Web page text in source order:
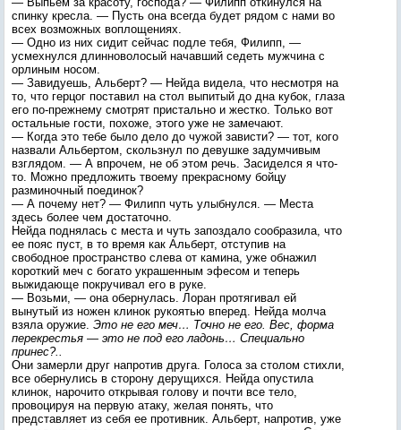
спинку кресла. — Пусть она всегда будет рядом с нами во
всех возможных воплощениях.
— Одно из них сидит сейчас подле тебя, Филипп, —
усмехнулся длинноволосый начавший седеть мужчина с
орлиным носом.
— Завидуешь, Альберт? — Нейда видела, что несмотря на
то, что герцог поставил на стол выпитый до дна кубок, глаза
его по-прежнему смотрят пристально и жестко. Только вот
остальные гости, похоже, этого уже не замечают.
— Когда это тебе было дело до чужой зависти? — тот, кого
назвали Альбертом, скользнул по девушке задумчивым
взглядом. — А впрочем, не об этом речь. Засиделся я что-
то. Можно предложить твоему прекрасному бойцу
разминочный поединок?
— А почему нет? — Филипп чуть улыбнулся. — Места
здесь более чем достаточно.
Нейда поднялась с места и чуть запоздало сообразила, что
ее пояс пуст, в то время как Альберт, отступив на
свободное пространство слева от камина, уже обнажил
короткий меч с богато украшенным эфесом и теперь
выжидающе покручивал его в руке.
— Возьми, — она обернулась. Лоран протягивал ей
вынутый из ножен клинок рукоятью вперед. Нейда молча
взяла оружие. Это не его меч… Точно не его. Вес, форма
перекрестья — это не под его ладонь… Специально
принес?..
Они замерли друг напротив друга. Голоса за столом стихли,
все обернулись в сторону дерущихся. Нейда опустила
клинок, нарочито открывая голову и почти все тело,
провоцируя на первую атаку, желая понять, что
представляет из себя ее противник. Альберт, напротив, уже